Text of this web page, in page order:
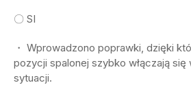
〇 SI
・ Wprowadzono poprawki, dzięki
pozycji spalonej szybko włączają się
sytuacji.